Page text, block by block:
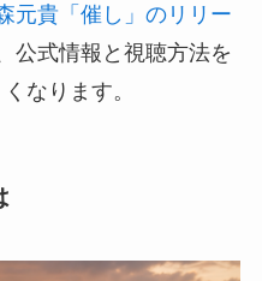
元貴「催し」のリリー
公式情報と視聴方法を
なります。